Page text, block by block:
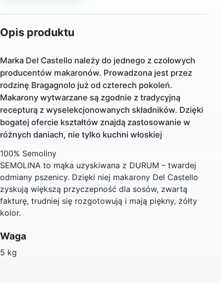
Opis produktu
Marka Del Castello należy do jednego z czołowych
producentów makaronów. Prowadzona jest przez
rodzinę Bragagnolo już od czterech pokoleń.
Makarony wytwarzane są zgodnie z tradycyjną
recepturą z wyselekcjonowanych składników. Dzięki
bogatej ofercie kształtów znajdą zastosowanie w
różnych daniach, nie tylko kuchni włoskiej
100% Semoliny
SEMOLINA to mąka uzyskiwana z DURUM – twardej
odmiany pszenicy. Dzięki niej makarony Del Castello
zyskują większą przyczepność dla sosów, zwartą
fakturę, trudniej się rozgotowują i mają piękny, żółty
kolor.
Waga
5 kg